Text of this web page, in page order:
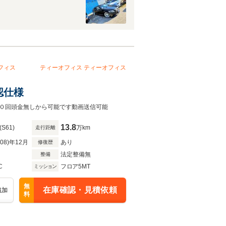
ィス ティーオフィス ティーオフィス
仕様
回頭金無しから可能です動画送信可能
(S61) 走行距離 13.8万km
年12月 修復歴 あり
整備
法定整備無
ミッション フロア5MT
無
料
在庫確認・見積依頼